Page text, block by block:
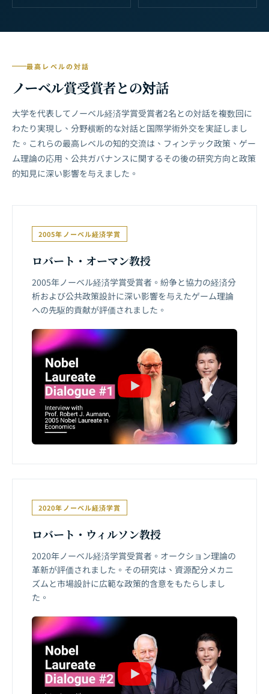
最高レベルの対話
ノーベル賞受賞者との対話
大学を代表してノーベル経済学賞受賞者2名との対話を複数回に
わたり実現し、分野横断的な対話と国際学術外交を実証しまし
た。これらの最高レベルの知的交流は、フィンテック政策、ゲー
ム理論の応用、公共ガバナンスに関するその後の研究方向と政策
的知見に深い影響を与えました。
2005年ノーベル経済学賞
ロバート・オーマン教授
2005年ノーベル経済学賞受賞者。紛争と協力の経済分
析および公共政策設計に深い影響を与えたゲーム理論
への先駆的貢献が評価されました。
2020年ノーベル経済学賞
ロバート・ウィルソン教授
2020年ノーベル経済学賞受賞者。オークション理論の
革新が評価されました。その研究は、資源配分メカニ
ズムと市場設計に広範な政策的含意をもたらしまし
た。